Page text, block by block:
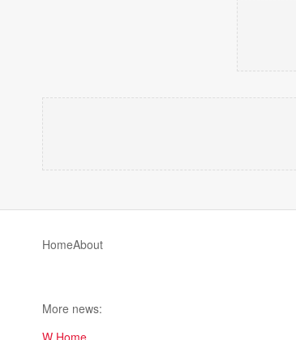
HomeAbout
More news:
W Home